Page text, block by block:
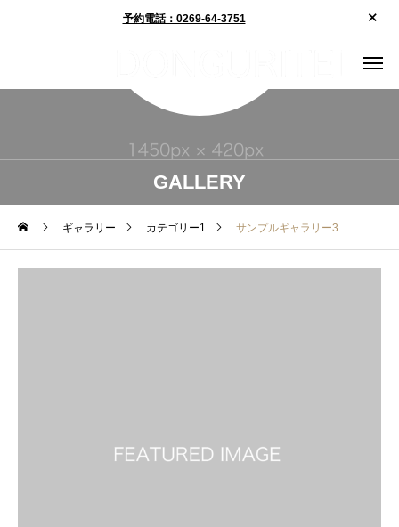
予約電話：0269-64-3751
GALLERY
ギャラリー カテゴリー1 サンプルギャラリー3